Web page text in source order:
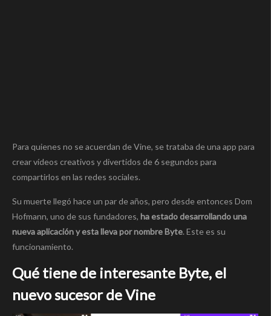
Para quienes no se acuerdan de Vine, se trataba de una app para
crear vídeos creativos y divertidos de 6 segundos para
compartirlos en las redes sociales.
Su muerte llegó hace un par de años, pero desde entonces Dom
Hofmann, uno de sus fundadores, ha estado desarrollando una
nueva aplicación y esta lleva por nombre Byte. Este es su
funcionamiento.
Qué tiene de interesante Byte, el
nuevo sucesor de Vine